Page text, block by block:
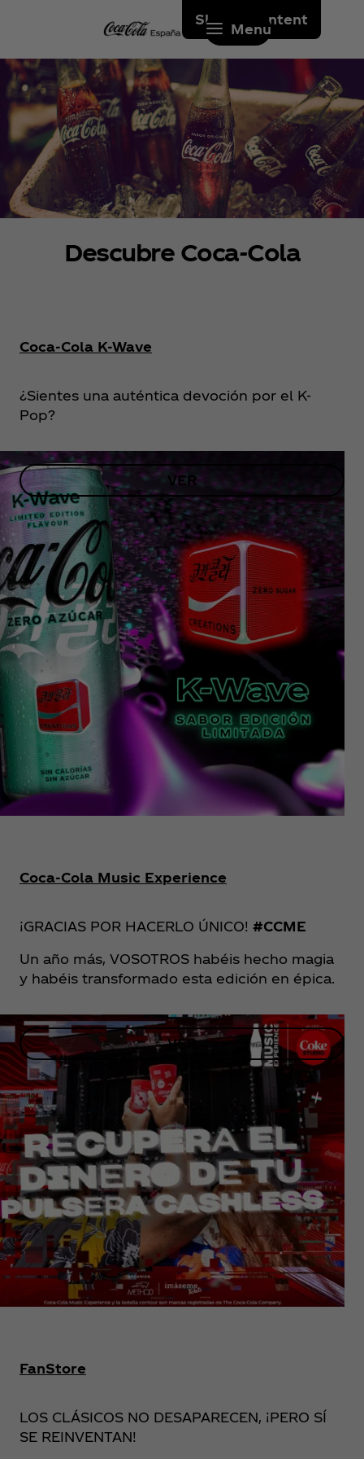
Skip to content
Menu
Descubre Coca‑Cola
Coca‑Cola K-Wave
¿Sientes una auténtica devoción por el K-
Pop?
VER
Coca‑Cola Music Experience
¡GRACIAS POR HACERLO ÚNICO! #CCME
Un año más, VOSOTROS habéis hecho magia
y habéis transformado esta edición en épica.
VER
FanStore
LOS CLÁSICOS NO DESAPARECEN, ¡PERO SÍ
SE REINVENTAN!